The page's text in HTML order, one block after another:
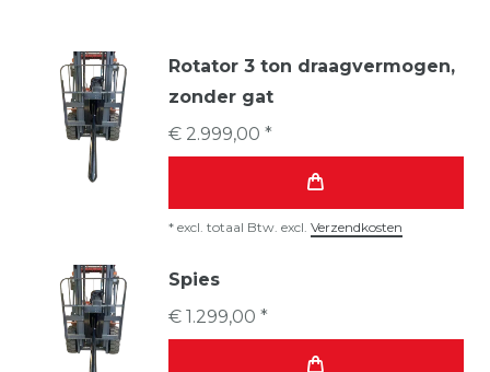
Rotator 3 ton draagvermogen,
zonder gat
€ 2.999,00 *
* excl. totaal Btw. excl. Verzendkosten
Spies
€ 1.299,00 *